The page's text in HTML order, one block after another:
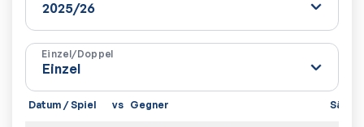
Einzel/Doppel
Datum / Spiel vs Gegner Sätze